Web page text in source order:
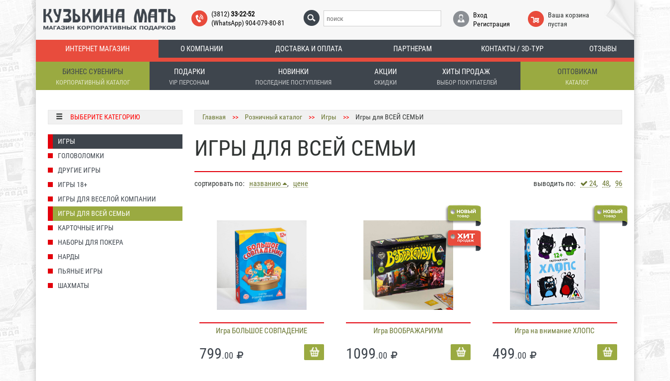
(3812)33-22-52
(WhatsApp) 904-079-80-81
Вход
Регистрация
Ваша корзина
пустая
ИНТЕРНЕТ МАГАЗИН О КОМПАНИИ ДОСТАВКА И ОПЛАТА ПАРТНЕРАМ КОНТАКТЫ / 3D-ТУР ОТЗЫВЫ
БИЗНЕС СУВЕНИРЫ
КОРПОРАТИВНЫЙ КАТАЛОГ
ПОДАРКИ
VIP ПЕРСОНАМ
НОВИНКИ
ПОСЛЕДНИЕ ПОСТУПЛЕНИЯ
АКЦИИ
СКИДКИ
ХИТЫ ПРОДАЖ
ВЫБОР ПОКУПАТЕЛЕЙ
ОПТОВИКАМ
КАТАЛОГ
ВЫБЕРИТЕ КАТЕГОРИЮ
ИГРЫ
ГОЛОВОЛОМКИ
ДРУГИЕ ИГРЫ
ИГРЫ 18+
ИГРЫ ДЛЯ ВЕСЕЛОЙ КОМПАНИИ
ИГРЫ ДЛЯ ВСЕЙ СЕМЬИ
КАРТОЧНЫЕ ИГРЫ
НАБОРЫ ДЛЯ ПОКЕРА
НАРДЫ
ПЬЯНЫЕ ИГРЫ
ШАХМАТЫ
Главная >> Розничный каталог >> Игры >> Игры для ВСЕЙ СЕМЬИ
ИГРЫ ДЛЯ ВСЕЙ СЕМЬИ
сортировать по: названию , цене выводить по: 24, 48, 96
Игра БОЛЬШОЕ СОВПАДЕНИЕ
799.00
Игра ВООБРАЖАРИУМ
1099.00
Игра на внимание ХЛОПС
499.00